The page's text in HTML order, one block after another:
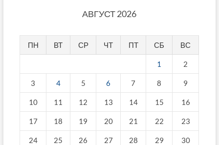
АВГУСТ 2026
ПН ВТ СР ЧТ ПТ СБ ВС
1 2
3 4 5 6 7 8 9
10 11 12 13 14 15 16
17 18 19 20 21 22 23
24 25 26 27 28 29 30